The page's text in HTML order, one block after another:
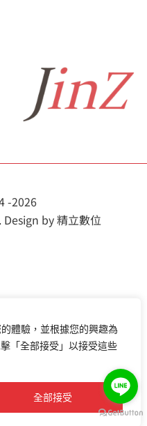
體驗，並根據您的興趣為
「全部接受」以接受這些
全部接受
-2026
by 精立數位